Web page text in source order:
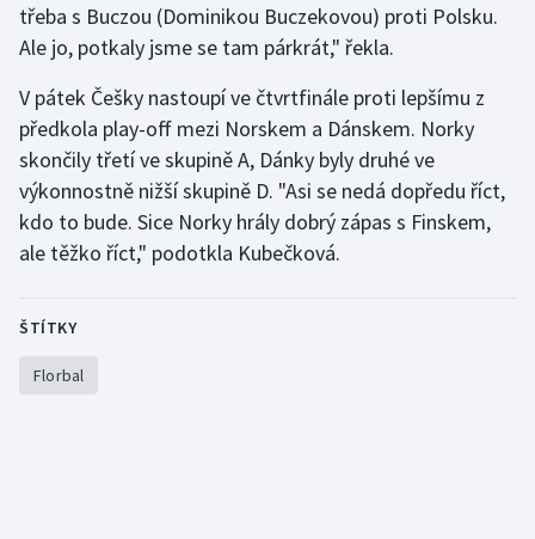
Sportovní střelba
Stolní tenis
Triatlon
Veslování
Vodní slalom
Volejbal
Ostatní
třeba s Buczou (Dominikou Buczekovou) proti Polsku.
Ale jo, potkaly jsme se tam párkrát," řekla.
V pátek Češky nastoupí ve čtvrtfinále proti lepšímu z
předkola play-off mezi Norskem a Dánskem. Norky
skončily třetí ve skupině A, Dánky byly druhé ve
výkonnostně nižší skupině D. "Asi se nedá dopředu říct,
kdo to bude. Sice Norky hrály dobrý zápas s Finskem,
ale těžko říct," podotkla Kubečková.
ŠTÍTKY
Florbal